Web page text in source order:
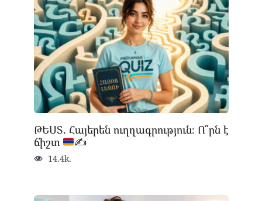
ԹԵՍՏ. Հայերեն ուղղագրություն։ Ո՞րն է
ճիշտ
✍
14.4k.